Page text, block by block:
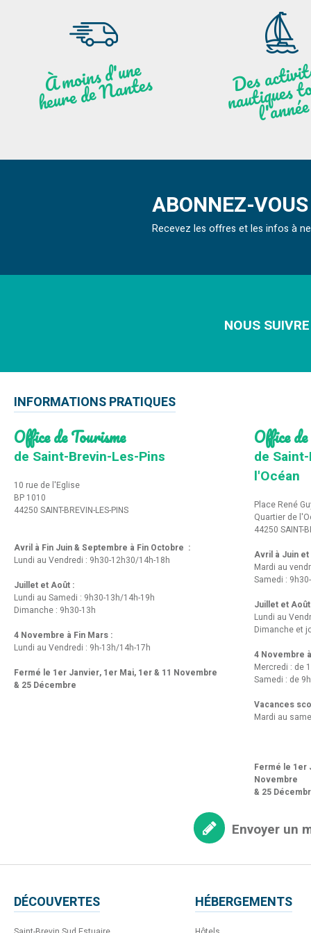
À
moi
ns
d'u
ne
heu
re
de
N
a
ntes quesnée
ABONNEZ-
Recevez les offres et les infos à
NOUS
INFORMATIONS PRATIQUES
Office de Tourisme
de Saint-Brevin-Les-Pins
10 rue de l'Eglise
BP 1010
44250 SAINT-BREVIN-LES-PINS
Avril à Fin Juin & Septembre à Fin Octobre :
Lundi au Vendredi : 9h30-12h30/14h-18h
Juillet et Août :
Lundi au Samedi : 9h30-13h/14h-19h
Dimanche : 9h30-13h
4 Novembre à Fin Mars :
Lundi au Vendredi : 9h-13h/14h-17h
Fermé le 1er Janvier, 1er Mai, 1er & 11 Novembre
& 25 Décembre
Office
de
l'Océan
Place René
Quartier de
44250 SAINT-
Avril à Juin
Mardi au
Samedi :
Juillet et
Lundi au
Dimanche et
4 Novembre
Mercredi : de
Samedi : de
Vacances
Mardi au
Fermé le 1er
Novembre
& 25
Envoyer un
DÉCOUVERTES HÉBERGEMENTS